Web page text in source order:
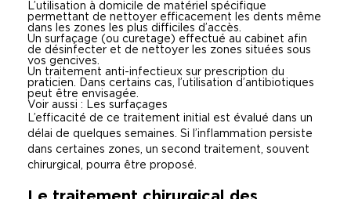
L’utilisation à domicile de matériel spécifique
permettant de nettoyer efficacement les dents même
dans les zones les plus difficiles d’accès.
Un surfaçage (ou curetage) effectué au cabinet afin
de désinfecter et de nettoyer les zones situées sous
vos gencives.
Un traitement anti-infectieux sur prescription du
praticien. Dans certains cas, l’utilisation d’antibiotiques
peut être envisagée.
Voir aussi : Les surfaçages
L’efficacité de ce traitement initial est évalué dans un
délai de quelques semaines. Si l’inflammation persiste
dans certaines zones, un second traitement, souvent
chirurgical, pourra être proposé.